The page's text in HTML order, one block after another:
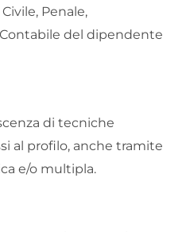
Penale,
del dipendente
di tecniche
al profilo, anche tramite
e/o multipla.